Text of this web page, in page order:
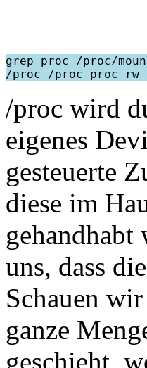
grep proc /proc/
/proc wird
eigenes
gesteuerte
diese im
uns, dass
Schauen
ganze
geschieht,